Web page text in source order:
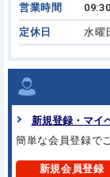
営業時間 09:30
定休日 水曜日
新規登録・マイ
簡単な会員登録で
新規会員登録